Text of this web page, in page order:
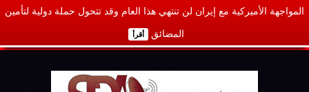
المواجهة الأميركية مع إيران لن تنتهي هذا العام وقد تتحول حملة دولية لتأمين
المضائق أقرأ